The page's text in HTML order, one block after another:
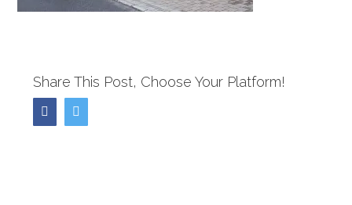
Share This Post, Choose Your Platform!
Facebook